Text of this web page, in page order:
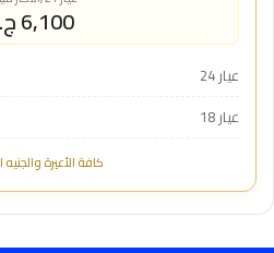
6,100 ج.م
عيار 24
عيار 18
كافة الأعيرة